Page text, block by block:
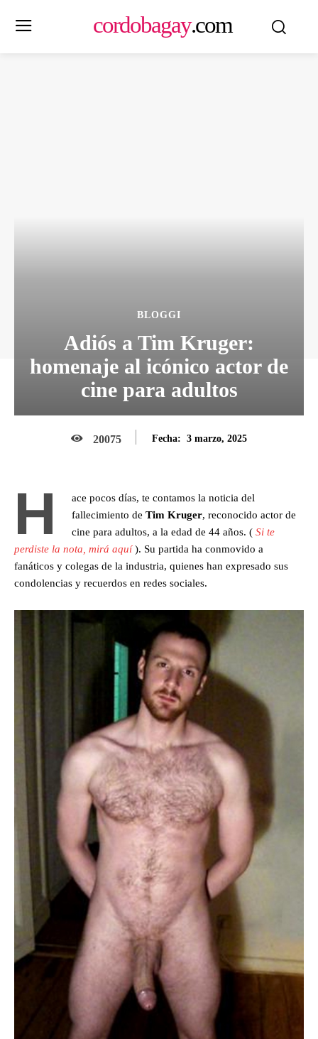
cordobagay.com
BLOGGI
Adiós a Tim Kruger:
homenaje al icónico actor de
cine para adultos
20075 Fecha: 3 marzo, 2025
H
ace pocos días, te contamos la noticia del
fallecimiento de Tim Kruger, reconocido actor de
cine para adultos, a la edad de 44 años. ( Si te
perdiste la nota, mirá aquí). Su partida ha conmovido a
fanáticos y colegas de la industria, quienes han expresado sus
condolencias y recuerdos en redes sociales.